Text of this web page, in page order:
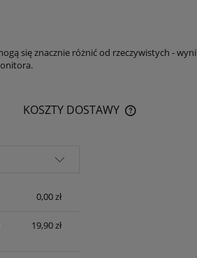
się znacznie różnić od rzeczywistych -
KOSZTY DOSTAWY
0,00 zł
19,90 zł